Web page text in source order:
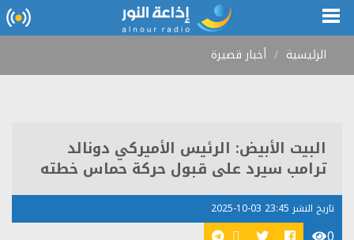
الرئيسية أخبار قصيرة
البيت الأبيض: الرئيس الأميركي دونالد
ترامب سيرد على قبول حركة حماس خطته
تاريخ النشر 23:45 03-10-2025